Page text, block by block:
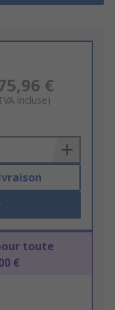
€
incluse)
toute
€